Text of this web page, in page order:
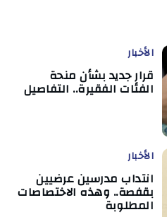
الأخبار
قرار جديد بشأن منحة
الفئات الفقيرة.. التفاصيل
الأخبار
انتداب مدرسين عرضيين
بقفصة.. وهذه الاختصاصات
المطلوبة